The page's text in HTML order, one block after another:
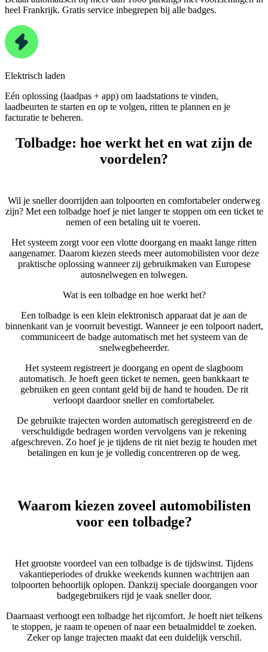
heel Frankrijk. Gratis service inbegrepen bij alle badges.
Elektrisch laden
Eén oplossing (laadpas + app) om laadstations te vinden,
laadbeurten te starten en op te volgen, ritten te plannen en je
facturatie te beheren.
Tolbadge: hoe werkt het en wat zijn de
voordelen?
Wil je sneller doorrijden aan tolpoorten en comfortabeler onderweg
zijn? Met een tolbadge hoef je niet langer te stoppen om een ticket te
nemen of een betaling uit te voeren.
Het systeem zorgt voor een vlotte doorgang en maakt lange ritten
aangenamer. Daarom kiezen steeds meer automobilisten voor deze
praktische oplossing wanneer zij gebruikmaken van Europese
autosnelwegen en tolwegen.
Wat is een tolbadge en hoe werkt het?
Een tolbadge is een klein elektronisch apparaat dat je aan de
binnenkant van je voorruit bevestigt. Wanneer je een tolpoort nadert,
communiceert de badge automatisch met het systeem van de
snelwegbeheerder.
Het systeem registreert je doorgang en opent de slagboom
automatisch. Je hoeft geen ticket te nemen, geen bankkaart te
gebruiken en geen contant geld bij de hand te houden. De rit
verloopt daardoor sneller en comfortabeler.
De gebruikte trajecten worden automatisch geregistreerd en de
verschuldigde bedragen worden vervolgens van je rekening
afgeschreven. Zo hoef je je tijdens de rit niet bezig te houden met
betalingen en kun je je volledig concentreren op de weg.
Waarom kiezen zoveel automobilisten
voor een tolbadge?
Het grootste voordeel van een tolbadge is de tijdswinst. Tijdens
vakantieperiodes of drukke weekends kunnen wachtrijen aan
tolpoorten behoorlijk oplopen. Dankzij speciale doorgangen voor
badgegebruikers rijd je vaak sneller door.
Daarnaast verhoogt een tolbadge het rijcomfort. Je hoeft niet telkens
te stoppen, je raam te openen of naar een betaalmiddel te zoeken.
Zeker op lange trajecten maakt dat een duidelijk verschil.